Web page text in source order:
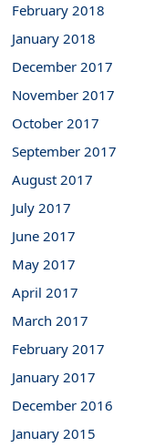
February 2018
January 2018
December 2017
November 2017
October 2017
September 2017
August 2017
July 2017
June 2017
May 2017
April 2017
March 2017
February 2017
January 2017
December 2016
January 2015